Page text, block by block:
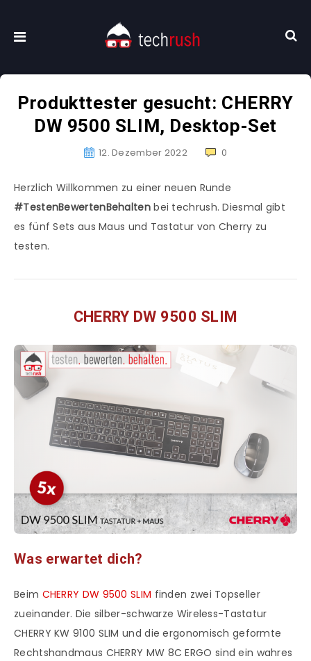
Produkttester gesucht: CHERRY
DW 9500 SLIM, Desktop-Set
12. Dezember 2022 0
Herzlich Willkommen zu einer neuen Runde
#TestenBewertenBehaltenbei techrush. Diesmal gibt
es fünf Sets aus Maus und Tastatur von Cherry zu
testen.
CHERRY DW 9500 SLIM
Was erwartet dich?
Beim CHERRY DW 9500 SLIM finden zwei Topseller
zueinander. Die silber-schwarze Wireless-Tastatur
CHERRY KW 9100 SLIM und die ergonomisch geformte
Rechtshandmaus CHERRY MW 8C ERGO sind ein wahres